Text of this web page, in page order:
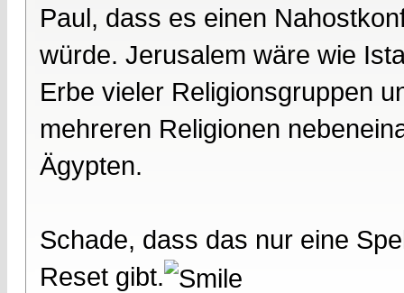
Paul, dass es einen
würde. Jerusalem wäre wie
Erbe vieler Religionsgruppen
mehreren Religionen
Ägypten.
Schade, dass das nur eine
Reset gibt.